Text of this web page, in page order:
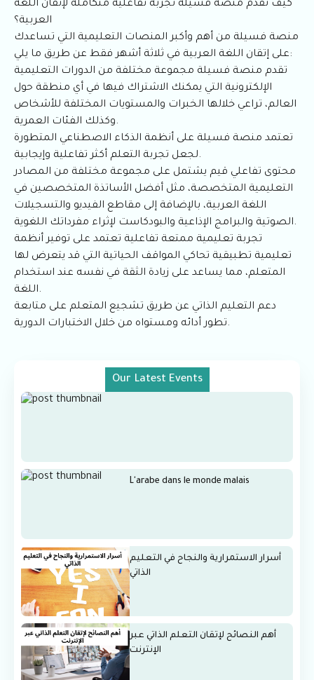
كيف تقدم منصة فسيلة تجربة تفاعلية متكاملة لإتقان اللغة
منصة فسيلة من أهم وأكبر المنصات التعليمية التي تساعدك
على إتقان اللغة العربية في ثلاثة أشهر فقط عن طريق ما يلي:
تقدم منصة فسيلة مجموعة مختلفة من الدورات التعليمية
الإلكترونية التي يمكنك الاشتراك فيها في أي منطقة حول
العالم، تراعي خلالها الخبرات والمستويات المختلفة للأشخاص
وكذلك الفئات العمرية.
تعتمد منصة فسيلة على أنظمة الذكاء الاصطناعي المتطورة
لجعل تجربة التعلم أكثر تفاعلية وإيجابية.
محتوى تفاعلي قيم يشتمل على مجموعة مختلفة من المصادر
التعليمية المتخصصة، مثل أفضل الأساتذة المتخصصين في
اللغة العربية، بالإضافة إلى مقاطع الفيديو والتسجيلات
الصوتية والبرامج الإذاعية والبودكاست لإثراء مفرداتك اللغوية.
تجربة تعليمية ممتعة تفاعلية تعتمد على توفير أنظمة
تعليمية تطبيقية تحاكي المواقف الحياتية التي قد يتعرض لها
المتعلم، مما يساعد على زيادة الثقة في نفسه عند استخدام
اللغة.
دعم التعليم الذاتي عن طريق تشجيع المتعلم على متابعة
تطور أدائه ومستواه من خلال الاختبارات الدورية.
Our Latest Events
L'arabe dans le monde malais
أسرار الاستمرارية والنجاح في التعليم
الذاتي
أهم النصائح لإتقان التعلم الذاتي عبر
الإنترنت